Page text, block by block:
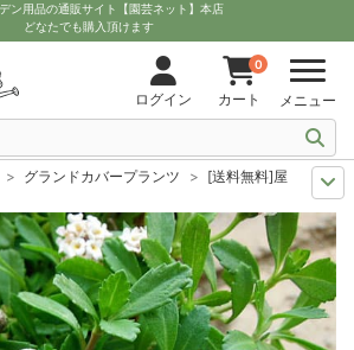
ン用品の通販サイト【園芸ネット】本店
どなたでも購入頂けます
ログイン
0
カート メニュー
グランドカバープランツ
[送料無料]屋上緑化
[送料無料]屋上緑化用イワダレソウ：クラピア
[送料無料]屋上緑化用イワダレソウ：クラピア